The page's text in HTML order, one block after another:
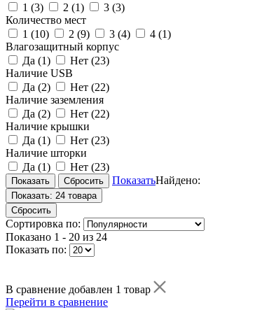
1 (3) 2 (1) 3 (3)
Количество мест
1 (10) 2 (9) 3 (4) 4 (1)
Влагозащитный корпус
Да (1) Нет (23)
Наличие USB
Да (2) Нет (22)
Наличие заземления
Да (2) Нет (22)
Наличие крышки
Да (1) Нет (23)
Наличие шторки
Да (1) Нет (23)
ПоказатьНайдено:
Показать: 24 товара
Сбросить
Сортировка по:
Показано 1 - 20 из 24
Показать по:
В сравнение добавлен 1 товар
Перейти в сравнение